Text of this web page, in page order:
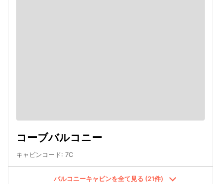
コーブバルコニー
キャビンコード: 7C
バルコニーキャビンを全て見る (21件)